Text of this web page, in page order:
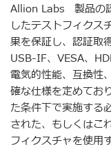
Allion Labs 製品の
したテストフィクス
果を保証し、認証取
USB-IF、VESA、
電気的性能、互換性
確な仕様を定めてお
た条件下で実施する
された、もしくはこ
フィクスチャを使用